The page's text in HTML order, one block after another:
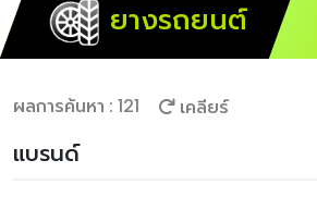
ยางรถยนต์
ผลการค้นหา : 121 เคลียร์
แบรนด์